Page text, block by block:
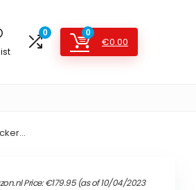
0 0
€0.00
Price:€179.95(as of 10/04/2023